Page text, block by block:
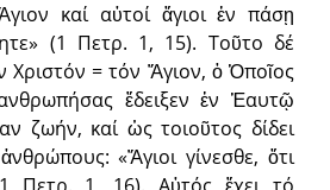
καί αὐτοί ἅγιοι ἐν πάσῃ
(1 Πετρ. 1, 15). Τοῦτο δέ
Χριστόν = τόν Ἅγιον, ὁ Ὁποῖος
ἔδειξεν ἐν Ἑαυτῷ
ζωήν, καί ὡς τοιοῦτος δίδει
«Ἅγιοι γίνεσθε, ὅτι